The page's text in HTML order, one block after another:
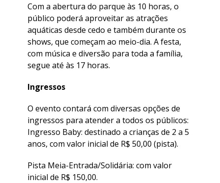
Com a abertura do parque às 10 horas, o
público poderá aproveitar as atrações
aquáticas desde cedo e também durante os
shows, que começam ao meio-dia. A festa,
com música e diversão para toda a família,
segue até às 17 horas.
Ingressos
O evento contará com diversas opções de
ingressos para atender a todos os públicos:
Ingresso Baby: destinado a crianças de 2 a 5
anos, com valor inicial de R$ 50,00 (pista).
Pista Meia-Entrada/Solidária: com valor
inicial de R$ 150,00.